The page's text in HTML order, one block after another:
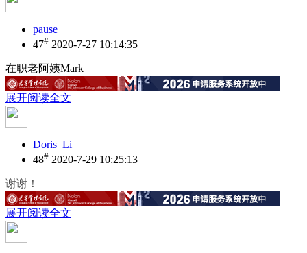
pause
47# 2020-7-27 10:14:35
在职老阿姨Mark
展开阅读全文
Doris_Li
48# 2020-7-29 10:25:13
谢谢！
展开阅读全文